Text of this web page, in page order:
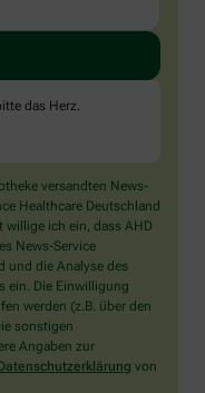
das Herz.
versandten News-
Healthcare Deutschland
willige ich ein, dass AHD
News-Service
und die Analyse des
ein. Die Einwilligung
werden (z.B. über den
sonstigen
Angaben zur
von